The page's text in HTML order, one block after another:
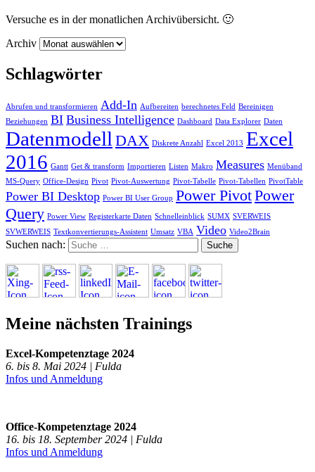
Versuche es in der monatlichen Archivübersicht. 🙂
Archiv
Schlagwörter
Abrufen und transformieren Add-In Aufbereiten berechnetes Feld Bereinigen
Beziehungen BI Business Intelligence Dashboard Data Explorer Daten
Datenmodell DAX Diskrete Anzahl Excel 2013 Excel
2016 Gantt Get & transform Importieren Listen Makro Measures Menüband
MS-Query Office-Design Pivot Pivot-Auswertung Pivot-Tabelle Pivot-Tabellen PivotTable
Power BI Desktop Power BI User Group Power PivotPower
Query Power View Registerkarte Daten Schnelleinblick SUMX SVERWEIS
SVWERWEIS Textkonvertierungs-Assistent Umsatz VBA Video Video2Brain
Suchen nach:
Meine nächsten Trainings
Excel-Kompetenztage 2024
6. bis 8. Mai 2024 | Fulda
Infos und Anmeldung
Office-Kompetenztage 2024
16. bis 18. September 2024 | Fulda
Infos und Anmeldung